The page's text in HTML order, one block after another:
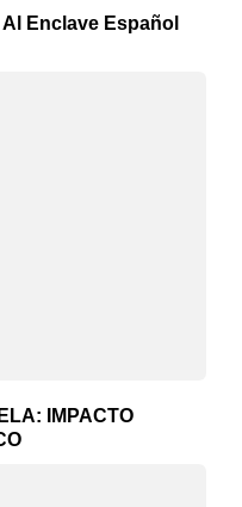
Enclave Español
IMPACTO